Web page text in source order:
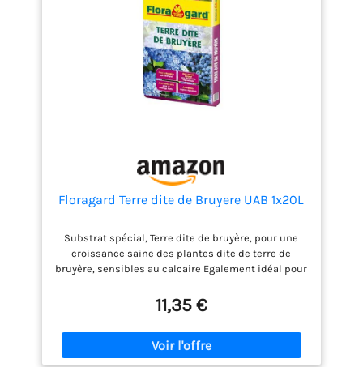
Floragard Terre dite de Bruyere UAB 1x20L
Substrat spécial, Terre dite de bruyère, pour une
croissance saine des plantes dite de terre de
bruyère, sensibles au calcaire Egalement idéal pour
Les tourbes de qualité supérieure donnent au
terreau une excellente capacité de rétention en eau
L’engrais organo-minéral à base de guano et
l’engrais Premium organo-minéral contribuent à
une croissance robuste de vos plantes L’ajout de
11,35 €